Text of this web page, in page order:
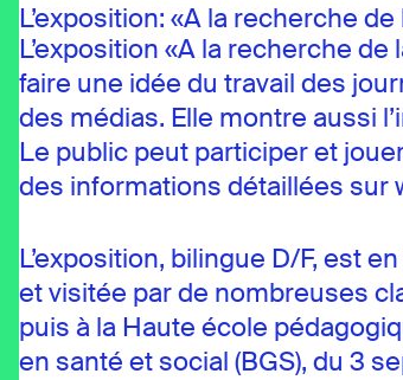
L’exposition: «A la recherche
L’exposition «A la recherche
faire une idée du travail des
des médias. Elle montre aussi
Le public peut participer et
des informations détaillées sur
L’exposition, bilingue D/F, est
et visitée par de nombreuses
puis à la Haute école
en santé et social (BGS), du 3